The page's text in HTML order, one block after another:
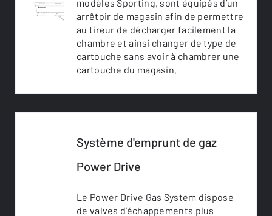
modèles Sporting, sont équipés d’un
arrêtoir de magasin afin de permettre
au tireur de décharger facilement la
chambre et ainsi changer de type de
cartouche sans avoir à chambrer une
cartouche du magasin.
Système d'emprunt de gaz
Power Drive
Le Power Drive Gas System dispose
de valves d’échappements plus